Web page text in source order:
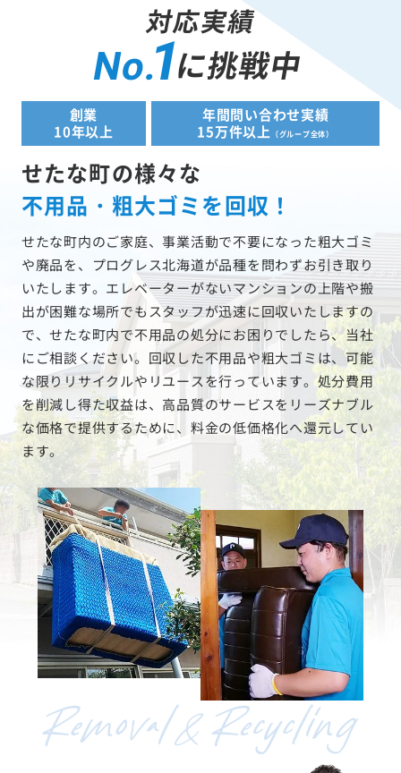
対応実績
No.1に挑戦中
創業
10年以上
年間問い合わせ実績
15万件以上
（グループ全体）
せたな町の様々な
不用品・粗大ゴミを回収！
せたな町内のご家庭、事業活動で不要になった粗大ゴミ
や廃品を、プログレス北海道が品種を問わずお引き取り
いたします。エレベーターがないマンションの上階や搬
出が困難な場所でもスタッフが迅速に回収いたしますの
で、せたな町内で不用品の処分にお困りでしたら、当社
にご相談ください。回収した不用品や粗大ゴミは、可能
な限りリサイクルやリユースを行っています。処分費用
を削減し得た収益は、高品質のサービスをリーズナブル
な価格で提供するために、料金の低価格化へ還元してい
ます。